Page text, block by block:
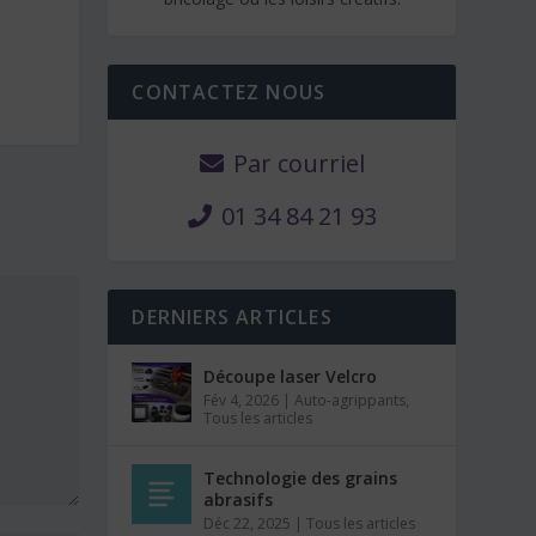
CONTACTEZ NOUS
Par courriel
01 34 84 21 93
DERNIERS ARTICLES
Découpe laser Velcro
Fév 4, 2026 |Auto-agrippants,
Tous les articles
Technologie des grains
abrasifs
Déc 22, 2025 |Tous les articles